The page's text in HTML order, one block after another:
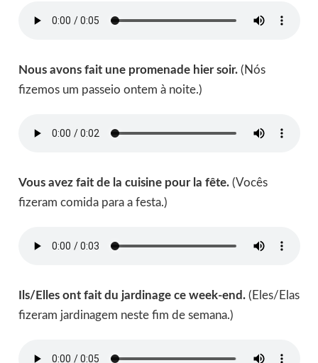
Nous avons fait une promenade hier soir.(Nós
fizemos um passeio ontem à noite.)
Vous avez fait de la cuisine pour la fête.(Vocês
fizeram comida para a festa.)
Ils/Elles ont fait du jardinage ce week-end.(Eles/Elas
fizeram jardinagem neste fim de semana.)